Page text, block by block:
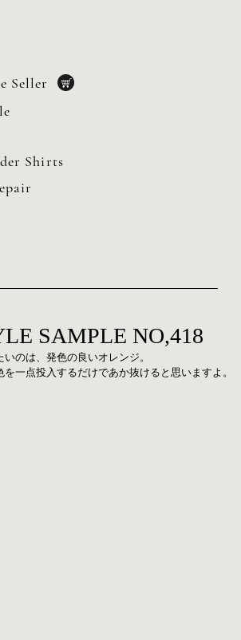
Seller
Shirts
SAMPLE NO,418
いのは、発色の良いオレンジ。
を一点投入するだけであか抜けると思いますよ。